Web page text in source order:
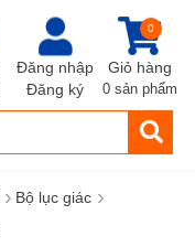
Đăng nhập
Đăng ký
Giỏ hàng
0
0 sản phẩm
› Bộ lục giác ›